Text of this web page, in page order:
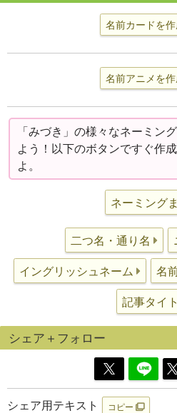
名前カードを作
名前アニメを作
「みづき」の様々なネーミン
よう！以下のボタンですぐ作
よ。
ネーミング
二つ名・通り名
イングリッシュネーム 名
記事タイ
シェア＋フォロー
シェア用テキスト コピー